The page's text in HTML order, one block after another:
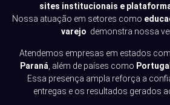
sites institucionais e
Nossa atuação em setores como
varejo demonstra nossa
Atendemos empresas em estados
Paraná , além de países como
Essa presença ampla reforça a
entregas e os resultados gerados